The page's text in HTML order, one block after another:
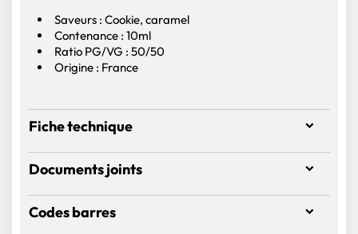
Saveurs : Cookie, caramel
Contenance : 10ml
Ratio PG/VG : 50/50
Origine : France
Fiche technique
Documents joints
Codes barres